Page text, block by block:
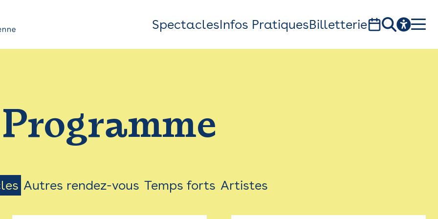
Top
Bar
Menu
SpectaclesInfos PratiquesBilletterie
1, av. du Chateau d'eau - 31300 Toulouse
Programme
Autres rendez-vous Temps forts Artistes